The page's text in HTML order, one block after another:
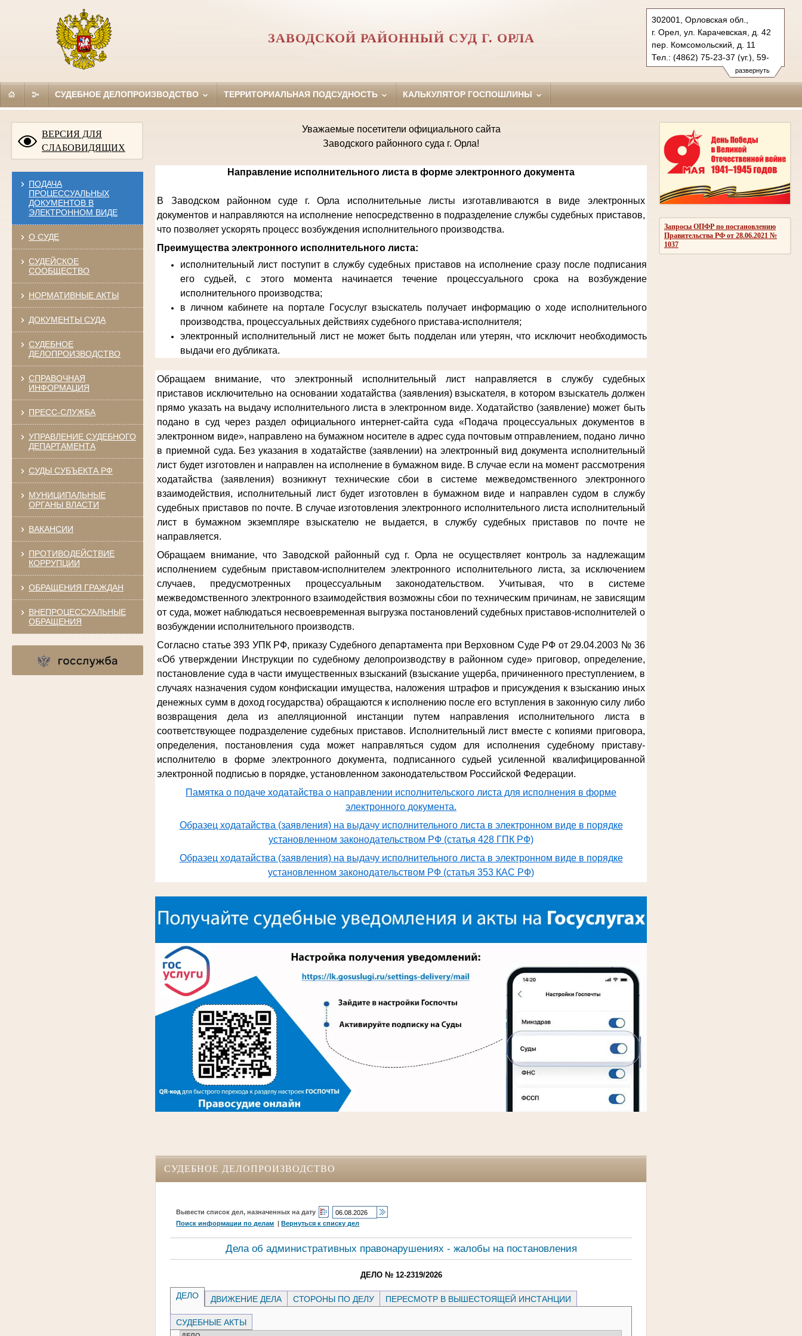
развернуть
302001, Орловская обл.,
г. Орел, ул. Карачевская, д. 42
пер. Комсомольский, д. 11
Тел.: (4862) 75-23-37 (уг.), 59-
63-47 (гражд.)
zavodskoy.orl@sudrf.ru
ЗАВОДСКОЙ РАЙОННЫЙ СУД Г. ОРЛА
СУДЕБНОЕ ДЕЛОПРОИЗВОДСТВО ТЕРРИТОРИАЛЬНАЯ ПОДСУДНОСТЬ КАЛЬКУЛЯТОР ГОСПОШЛИНЫ
ВЕРСИЯ ДЛЯ
СЛАБОВИДЯЩИХ
ПОДАЧА
ПРОЦЕССУАЛЬНЫХ
ДОКУМЕНТОВ В
ЭЛЕКТРОННОМ ВИДЕ
О СУДЕ
СУДЕЙСКОЕ
СООБЩЕСТВО
НОРМАТИВНЫЕ АКТЫ
ДОКУМЕНТЫ СУДА
СУДЕБНОЕ
ДЕЛОПРОИЗВОДСТВО
СПРАВОЧНАЯ
ИНФОРМАЦИЯ
ПРЕСС-СЛУЖБА
УПРАВЛЕНИЕ СУДЕБНОГО
ДЕПАРТАМЕНТА
СУДЫ СУБЪЕКТА РФ
МУНИЦИПАЛЬНЫЕ
ОРГАНЫ ВЛАСТИ
ВАКАНСИИ
ПРОТИВОДЕЙСТВИЕ
КОРРУПЦИИ
ОБРАЩЕНИЯ ГРАЖДАН
ВНЕПРОЦЕССУАЛЬНЫЕ
ОБРАЩЕНИЯ
Запросы ОПФР по постановлению
Правительства РФ от 28.06.2021 №
1037
Уважаемые посетители официального сайта
Заводского районного суда г. Орла!
Направление исполнительного листа в форме электронного документа
В Заводском районном суде г. Орла исполнительные листы изготавливаются в виде электронных
документов и направляются на исполнение непосредственно в подразделение службы судебных приставов,
что позволяет ускорять процесс возбуждения исполнительного производства.
Преимущества электронного исполнительного листа:
исполнительный лист поступит в службу судебных приставов на исполнение сразу после подписания
его судьей, с этого момента начинается течение процессуального срока на возбуждение
исполнительного производства;
в личном кабинете на портале Госуслуг взыскатель получает информацию о ходе исполнительного
производства, процессуальных действиях судебного пристава-исполнителя;
электронный исполнительный лист не может быть подделан или утерян, что исключит необходимость
выдачи его дубликата.
Обращаем внимание, что электронный исполнительный лист направляется в службу судебных
приставов исключительно на основании ходатайства (заявления) взыскателя, в котором взыскатель должен
прямо указать на выдачу исполнительного листа в электронном виде. Ходатайство (заявление) может быть
подано в суд через раздел официального интернет-сайта суда «Подача процессуальных документов в
электронном виде», направлено на бумажном носителе в адрес суда почтовым отправлением, подано лично
в приемной суда. Без указания в ходатайстве (заявлении) на электронный вид документа исполнительный
лист будет изготовлен и направлен на исполнение в бумажном виде. В случае если на момент рассмотрения
ходатайства (заявления) возникнут технические сбои в системе межведомственного электронного
взаимодействия, исполнительный лист будет изготовлен в бумажном виде и направлен судом в службу
судебных приставов по почте. В случае изготовления электронного исполнительного листа исполнительный
лист в бумажном экземпляре взыскателю не выдается, в службу судебных приставов по почте не
направляется.
Обращаем внимание, что Заводской районный суд г. Орла не осуществляет контроль за надлежащим
исполнением судебным приставом-исполнителем электронного исполнительного листа, за исключением
случаев, предусмотренных процессуальным законодательством. Учитывая, что в системе
межведомственного электронного взаимодействия возможны сбои по техническим причинам, не зависящим
от суда, может наблюдаться несвоевременная выгрузка постановлений судебных приставов-исполнителей о
возбуждении исполнительного производств.
Согласно статье 393 УПК РФ, приказу Судебного департамента при Верховном Суде РФ от 29.04.2003 № 36
«Об утверждении Инструкции по судебному делопроизводству в районном суде» приговор, определение,
постановление суда в части имущественных взысканий (взыскание ущерба, причиненного преступлением, в
случаях назначения судом конфискации имущества, наложения штрафов и присуждения к взысканию иных
денежных сумм в доход государства) обращаются к исполнению после его вступления в законную силу либо
возвращения дела из апелляционной инстанции путем направления исполнительного листа в
соответствующее подразделение судебных приставов. Исполнительный лист вместе с копиями приговора,
определения, постановления суда может направляться судом для исполнения судебному приставу-
исполнителю в форме электронного документа, подписанного судьей усиленной квалифицированной
электронной подписью в порядке, установленном законодательством Российской Федерации.
Памятка о подаче ходатайства о направлении исполнительского листа для исполнения в форме
электронного документа.
Образец ходатайства (заявления) на выдачу исполнительного листа в электронном виде в порядке
установленном законодательством РФ (статья 428 ГПК РФ)
Образец ходатайства (заявления) на выдачу исполнительного листа в электронном виде в порядке
установленном законодательством РФ (статья 353 КАС РФ)
СУДЕБНОЕ ДЕЛОПРОИЗВОДСТВО
Вывести список дел, назначенных на дату
Поиск информации по делам
Вернуться к списку дел
Дела об административных правонарушениях - жалобы на постановления
ДЕЛО № 12-2319/2026
ДЕЛО ДВИЖЕНИЕ ДЕЛА СТОРОНЫ ПО ДЕЛУ ПЕРЕСМОТР В ВЫШЕСТОЯЩЕЙ ИНСТАНЦИИ
СУДЕБНЫЕ АКТЫ